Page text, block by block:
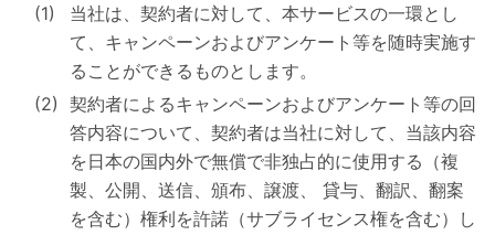
当社は、契約者に対して、本サービスの一環とし
て、キャンペーンおよびアンケート等を随時実施す
ることができるものとします。
契約者によるキャンペーンおよびアンケート等の回
答内容について、契約者は当社に対して、当該内容
を日本の国内外で無償で非独占的に使用する（複
製、公開、送信、頒布、譲渡、 貸与、翻訳、翻案
を含む）権利を許諾（サブライセンス権を含む）し